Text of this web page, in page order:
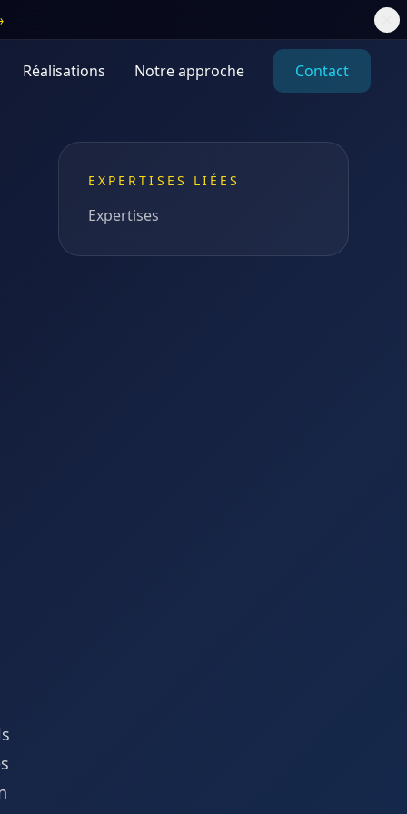
Réalisations Notre approche Contact
EXPERTISES LIÉES
Expertises